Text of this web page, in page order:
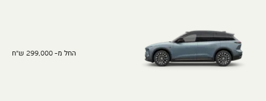
החל מ- 299,000 ש"ח